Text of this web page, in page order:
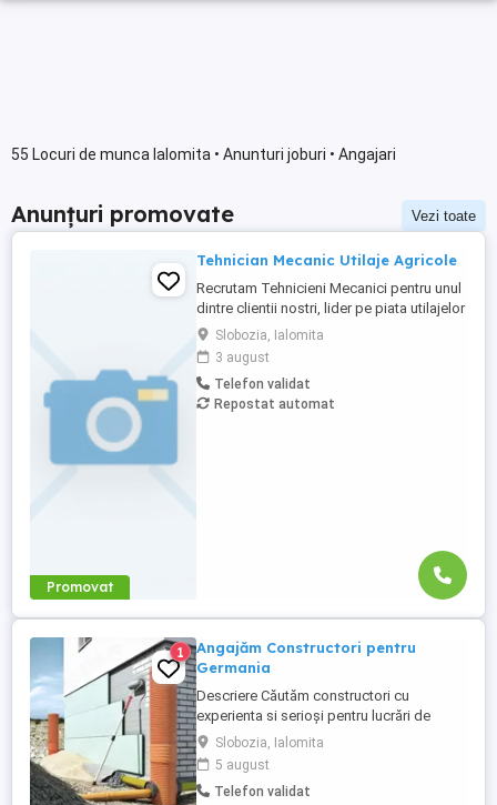
55 Locuri de munca Ialomita • Anunturi joburi • Angajari
Anunțuri promovate Vezi toate
Promovat
Tehnician Mecanic Utilaje Agricole
Recrutam Tehnicieni Mecanici pentru unul
dintre clientii nostri, lider pe piata utilajelor
agricole din Romania. Responsabilitati: -
Deservirea diferitelor masini si
echipamente folosite pentru lucrari in
agricultura; - Efectuarea lucrarilor de
reparatii si mentenanta a echipamentelor
Slobozia, Ialomita
3 august
Telefon validat
Repostat automat
1
Angajăm Constructori pentru
Germania
Descriere Căutăm constructori cu
experienta si serioși pentru lucrări de
constructie în Germania, atat calificati cat
si ajutor ucenic ! Lucrări: Termoizolatii
Fatade Polistiren, Renovari interioare,
Placari Klinker, Zidarii Oferim: salariu
Slobozia, Ialomita
5 august
Telefon validat